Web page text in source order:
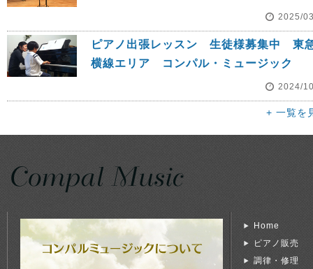
2025/
ピアノ出張レッスン 生徒様募集中 東
横線エリア コンパル・ミュージック
2024/
+ 一覧を
Home
ピアノ販売
調律・修理